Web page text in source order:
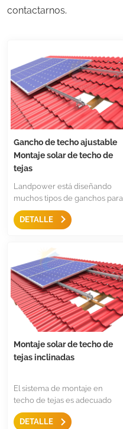
contactarnos.
Gancho de techo ajustable
Montaje solar de techo de
tejas
Landpower está diseñando
muchos tipos de ganchos para
techo de tejas para la mayoría
de los tipos de baldosas, como
Son rentables y fáciles de
instalar.
DETALLE
Montaje solar de techo de
tejas inclinadas
El sistema de montaje en
techo de tejas es adecuado
para la mayoría de los
revestimientos de techos, ya
DETALLE